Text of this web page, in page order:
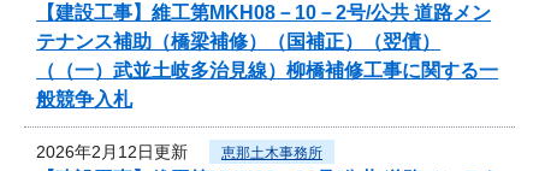
【建設工事】維工第MKH08－10－2号/公共 道路メン
テナンス補助（橋梁補修）（国補正）（翌債）
（（一）武並土岐多治見線）柳橋補修工事に関する一
般競争入札
2026年2月12日更新 恵那土木事務所